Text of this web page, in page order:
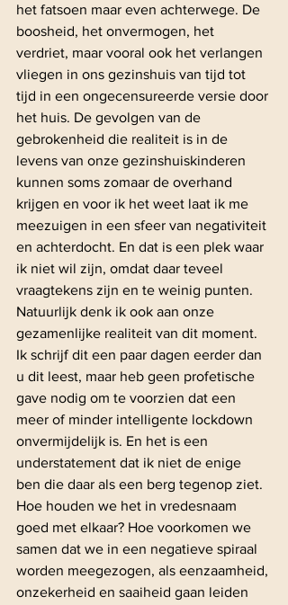
het fatsoen maar even achterwege. De
boosheid, het onvermogen, het
verdriet, maar vooral ook het verlangen
vliegen in ons gezinshuis van tijd tot
tijd in een ongecensureerde versie door
het huis. De gevolgen van de
gebrokenheid die realiteit is in de
levens van onze gezinshuiskinderen
kunnen soms zomaar de overhand
krijgen en voor ik het weet laat ik me
meezuigen in een sfeer van negativiteit
en achterdocht. En dat is een plek waar
ik niet wil zijn, omdat daar teveel
vraagtekens zijn en te weinig punten.
Natuurlijk denk ik ook aan onze
gezamenlijke realiteit van dit moment.
Ik schrijf dit een paar dagen eerder dan
u dit leest, maar heb geen profetische
gave nodig om te voorzien dat een
meer of minder intelligente lockdown
onvermijdelijk is. En het is een
understatement dat ik niet de enige
ben die daar als een berg tegenop ziet.
Hoe houden we het in vredesnaam
goed met elkaar? Hoe voorkomen we
samen dat we in een negatieve spiraal
worden meegezogen, als eenzaamheid,
onzekerheid en saaiheid gaan leiden